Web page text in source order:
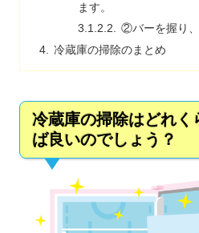
ます。
②バーを握り
冷蔵庫の掃除のまとめ
冷蔵庫の掃除はどれく
ば良いのでしょう？